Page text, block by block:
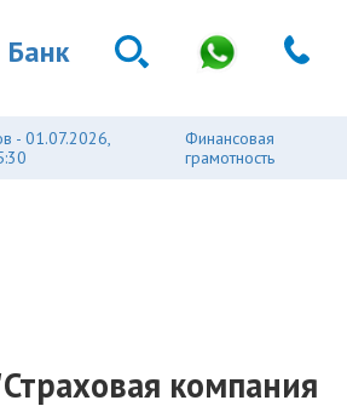
Банк
- 01.07.2026,
Финансовая
грамотность
компания